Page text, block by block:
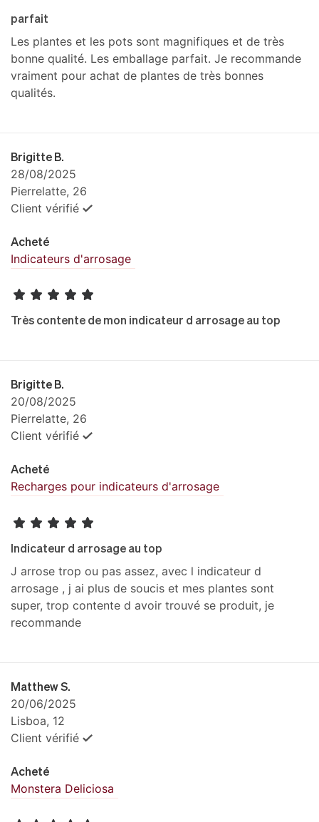
parfait
Les plantes et les pots sont magnifiques et de très
bonne qualité. Les emballage parfait. Je recommande
vraiment pour achat de plantes de très bonnes
qualités.
Brigitte B.
28/08/2025
Pierrelatte, 26
Client vérifié
Acheté
Indicateurs d'arrosage
Très contente de mon indicateur d arrosage au top
Brigitte B.
20/08/2025
Pierrelatte, 26
Client vérifié
Acheté
Recharges pour indicateurs d'arrosage
Indicateur d arrosage au top
J arrose trop ou pas assez, avec l indicateur d
arrosage , j ai plus de soucis et mes plantes sont
super, trop contente d avoir trouvé se produit, je
recommande
Matthew S.
20/06/2025
Lisboa, 12
Client vérifié
Acheté
Monstera Deliciosa